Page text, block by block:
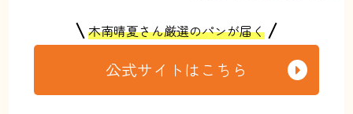
木南晴夏さん厳選のパンが届く
公式サイトはこちら